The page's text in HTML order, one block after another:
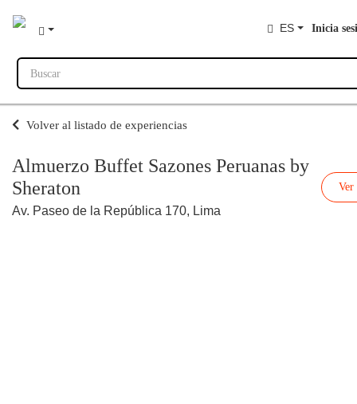
ES Inicia
Buscar
Volver al listado de experiencias
Almuerzo Buffet Sazones Peruanas by
Sheraton
Av. Paseo de la República 170, Lima
Ver